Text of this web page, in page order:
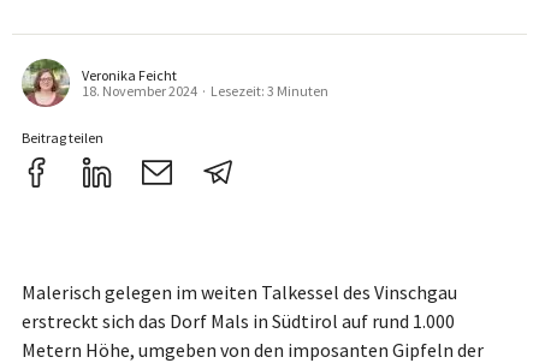
Veronika Feicht
18. November 2024 · Lesezeit: 3 Minuten
Beitrag teilen
Malerisch gelegen im weiten Talkessel des Vinschgau
erstreckt sich das Dorf Mals in Südtirol auf rund 1.000
Metern Höhe, umgeben von den imposanten Gipfeln der